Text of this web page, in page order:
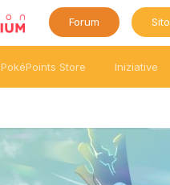
Forum Sito
PokéPoints Store Iniziative